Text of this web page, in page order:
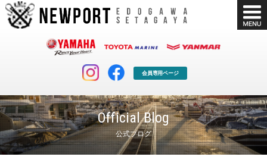
会員専用ページ
Official Blog
公式ブログ